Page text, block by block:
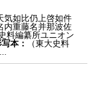
気如比仍上啓如件
内重藤名并那波佐
料編纂所ユニオン
本：
（東大史料